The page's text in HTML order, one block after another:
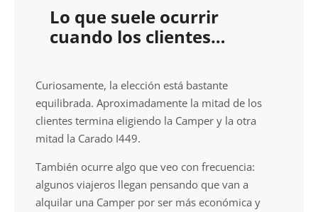
Carthago Corado I 449
Lo que suele ocurrir
cuando los clientes
modelos
Curiosamente, la elección está bastante
equilibrada. Aproximadamente la mitad de los
clientes termina eligiendo la Camper y la otra
mitad la Carado I449.
También ocurre algo que veo con frecuencia:
algunos viajeros llegan pensando que van a
alquilar una Camper por ser más económica y